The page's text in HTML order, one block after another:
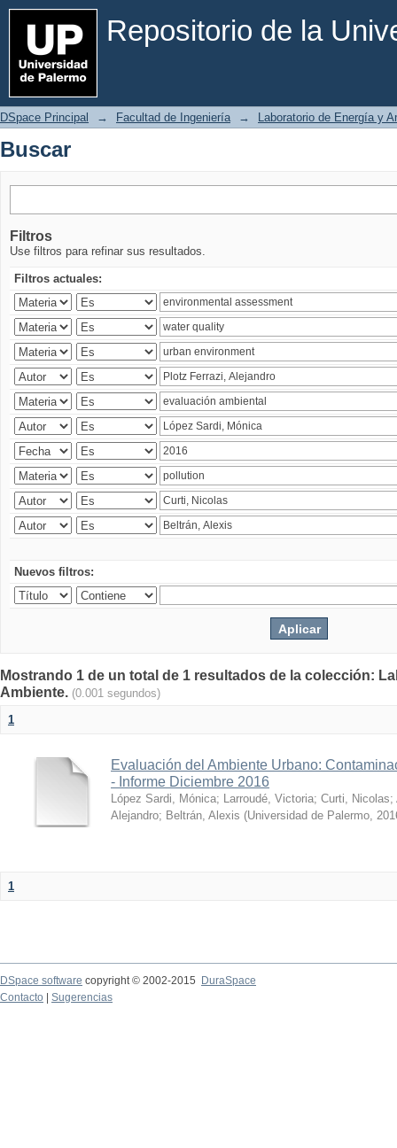
Repositorio de la
Buscar
DSpace Principal → Facultad de Ingeniería → Laboratorio de Energía y
Buscar
Filtros
Use filtros para refinar sus resultados.
Filtros actuales:
Nuevos filtros:
Mostrando 1 de un total de 1 resultados de la colección:
Ambiente. (0.001 segundos)
1
Evaluación del Ambiente Urbano:
- Informe Diciembre 2016
López Sardi, Mónica; Larroudé, Victoria; Curti, Nicolas;
Alejandro; Beltrán, Alexis (Universidad de Palermo,
1
DSpace software copyright © 2002-2015
DuraSpace
Contacto
Sugerencias